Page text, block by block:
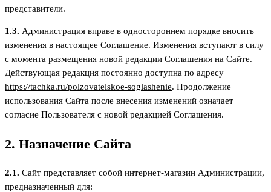
представители.
1.3. Администрация вправе в одностороннем порядке вносить
изменения в настоящее Соглашение. Изменения вступают в силу
с момента размещения новой редакции Соглашения на Сайте.
Действующая редакция постоянно доступна по адресу
https://tachka.ru/polzovatelskoe-soglashenie. Продолжение
использования Сайта после внесения изменений означает
согласие Пользователя с новой редакцией Соглашения.
2. Назначение Сайта
2.1. Сайт представляет собой интернет-магазин Администрации,
предназначенный для: